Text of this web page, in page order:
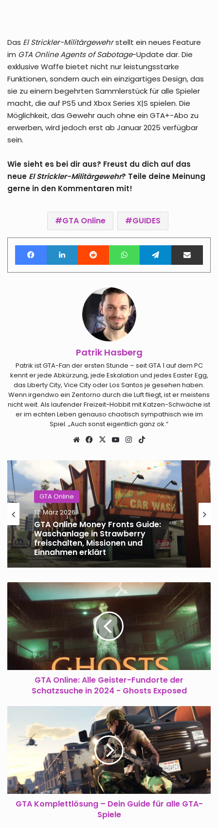
Das El Strickler-Militärgewehrstellt ein neues Feature
im GTA OnlineAgents of Sabotage-Update dar. Die
exklusive Waffe bietet nicht nur leistungsstarke
Funktionen, sondern auch ein einzigartiges Design, das
sie zu einem begehrten Sammlerstück für alle Spieler
macht, die auf PS5 und Xbox Series X|S spielen. Die
Möglichkeit, das Gewehr auch ohne ein GTA+-Abo zu
erwerben, wird jedoch erst ab Januar 2025 verfügbar
sein.
Wie sieht es bei dir aus? Freust du dich auf das
neue El Strickler-Militärgewehr? Teile deine Meinung
gerne in den Kommentaren mit!
GTA Online GUIDES
FacebookLinkedIn Reddit WhatsAppTelegramTeile per E-Mail
Patrik Hasberg
Patrik ist GTA-Fan der ersten Stunde – seit GTA 1 auf dem PC
kennt er jede Abkürzung, jede Eskalation und jedes Easter Egg,
das Liberty City, Vice City oder Los Santos je gesehen haben.
Wenn irgendwo ein Zentorno durch die Luft fliegt, ist er meistens
nicht weit. Als laufender Freizeit-Hobbit mit Katzen-Schwäche ist
er im echten Leben genauso chaotisch sympathisch wie im
Spiel. „Auch sonst eigentlich ganz ok.“
Webseite
Facebook
X YouTubeInstagram
GTA Online
13. März 2026
GTA Online Money Fronts Guide:
Waschanlage in Strawberry
freischalten, Missionen und
Einnahmen erklärt
GTA
Online:
Alle
Geister-
Fundorte
Schatzsuche
in
Exposed
GTA Online: Alle Geister-Fundorte der
Schatzsuche in 2024 - Ghosts Exposed
Komplettlösung
Dein
alle
GTA-
Spiele
GTA Komplettlösung – Dein Guide für alle GTA-
Spiele